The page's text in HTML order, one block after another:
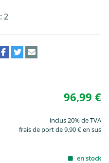
2
96,99 €
inclus 20% de TVA
frais de port de 9,90 € en sus
en stock